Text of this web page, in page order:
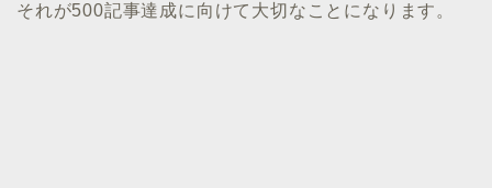
それが500記事達成に向けて大切なことになります。